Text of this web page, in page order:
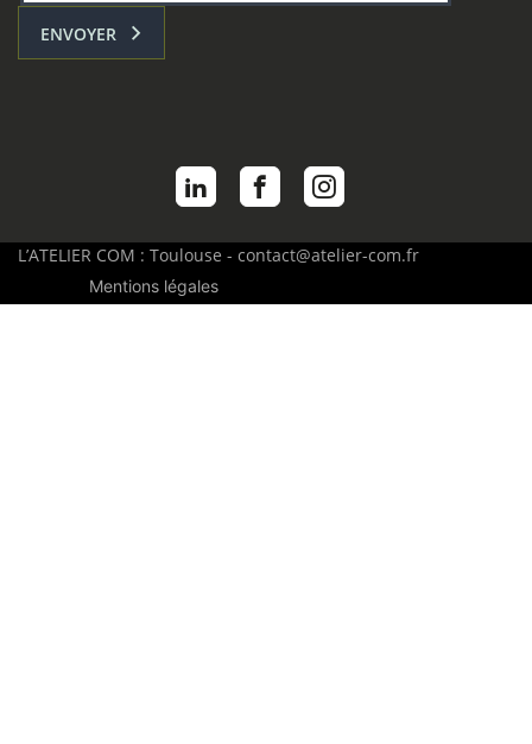
ENVOYER
L’ATELIER COM : Toulouse - contact@atelier-com.fr
Mentions légales